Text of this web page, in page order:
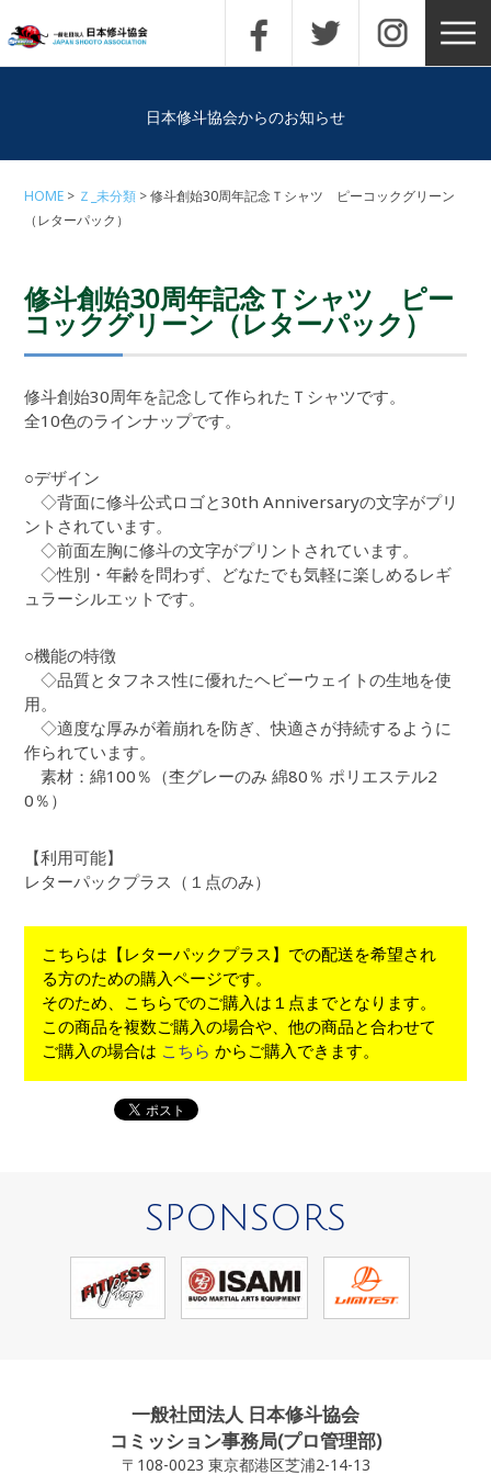
日本修斗協会からのお知らせ
HOME Ｚ_未分類
修斗創始30周年記念Ｔシャツ ピーコックグリーン
（レターパック）
修斗創始30周年記念Ｔシャツ ピー
コックグリーン（レターパック）
修斗創始30周年を記念して作られたＴシャツです。
全10色のラインナップです。
○デザイン
◇背面に修斗公式ロゴと30th Anniversaryの文字がプリ
ントされています。
◇前面左胸に修斗の文字がプリントされています。
◇性別・年齢を問わず、どなたでも気軽に楽しめるレギ
ュラーシルエットです。
○機能の特徴
◇品質とタフネス性に優れたヘビーウェイトの生地を使
用。
◇適度な厚みが着崩れを防ぎ、快適さが持続するように
作られています。
素材：綿100％（杢グレーのみ 綿80％ ポリエステル2
0％）
【利用可能】
レターパックプラス（１点のみ）
こちらは【レターパックプラス】での配送を希望され
る方のための購入ページです。
そのため、こちらでのご購入は１点までとなります。
この商品を複数ご購入の場合や、他の商品と合わせて
ご購入の場合は こちら からご購入できます。
SPONSORS
一般社団法人 日本修斗協会
コミッション事務局(プロ管理部)
〒108-0023 東京都港区芝浦2-14-13